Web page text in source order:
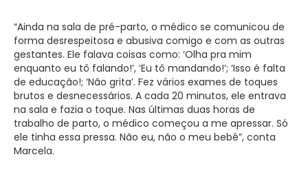
“Ainda na sala de pré-parto, o médico se comunicou de
forma desrespeitosa e abusiva comigo e com as outras
gestantes. Ele falava coisas como: ‘Olha pra mim
enquanto eu tô falando!’, ‘Eu tô mandando!’; ‘Isso é falta
de educação!; ‘Não grita’. Fez vários exames de toques
brutos e desnecessários. A cada 20 minutos, ele entrava
na sala e fazia o toque. Nas últimas duas horas de
trabalho de parto, o médico começou a me apressar. Só
ele tinha essa pressa. Não eu, não o meu bebê”, conta
Marcela.